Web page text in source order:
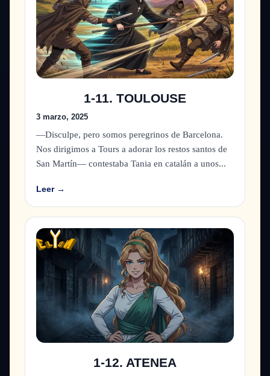
1-11. TOULOUSE
3 marzo, 2025
—Disculpe, pero somos peregrinos de Barcelona.
Nos dirigimos a Tours a adorar los restos santos de
San Martín— contestaba Tania en catalán a unos...
Leer →
1-12. ATENEA